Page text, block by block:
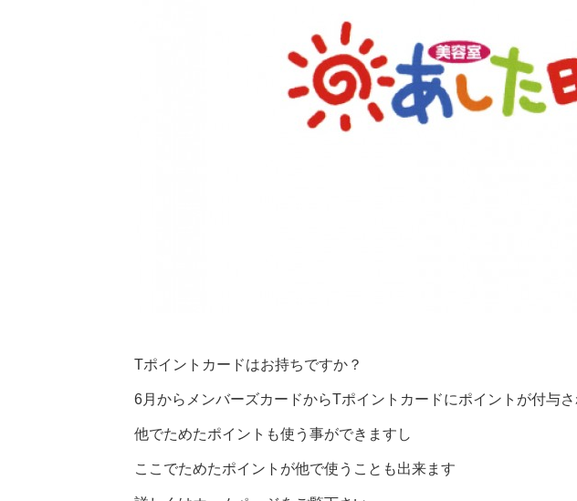
Tポイントカードはお持ちですか？
6月からメンバーズカードからTポイントカードにポイントが付与
他でためたポイントも使う事ができますし
ここでためたポイントが他で使うことも出来ます